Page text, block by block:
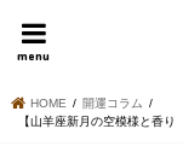
menu
HOME 今日の運勢
HOME
開運コラム
【山羊座新月の空模様と香